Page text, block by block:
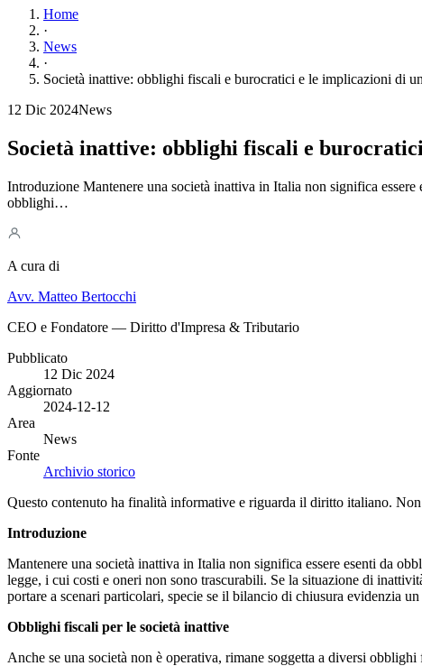
Home
·
News
·
Società inattive: obblighi fiscali e burocratici e le implicazioni di
12 Dic 2024News
Società inattive: obblighi fiscali e
Introduzione Mantenere una società inattiva in Italia non significa
obblighi…
A cura di
Avv. Matteo Bertocchi
CEO e Fondatore — Diritto d'Impresa & Tributario
Pubblicato
12 Dic 2024
Aggiornato
2024-12-12
Area
News
Fonte
Archivio storico
Questo contenuto ha finalità informative e riguarda il diritto italiano.
Introduzione
Mantenere una società inattiva in Italia non significa essere esenti da
legge, i cui costi e oneri non sono trascurabili. Se la situazione di
portare a scenari particolari, specie se il bilancio di chiusura evidenzia
Obblighi fiscali per le società inattive
Anche se una società non è operativa, rimane soggetta a diversi